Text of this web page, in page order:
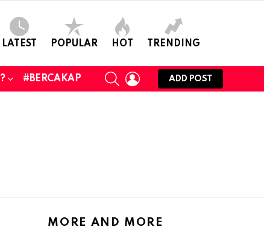
LATEST POPULAR HOT TRENDING
#BERCAKAP
SEARCHLOGIN
ADD POST
MORE AND MORE